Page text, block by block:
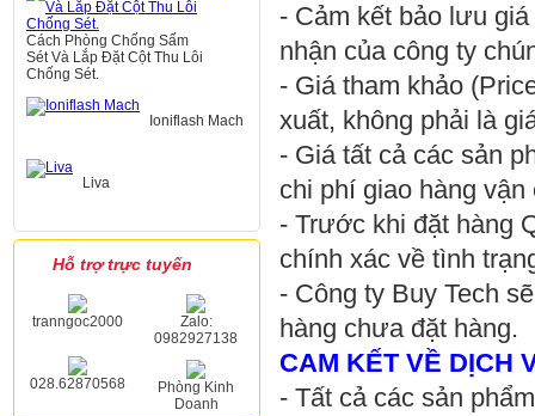
Cách Phòng Chống Sấm
Sét Và Lắp Đặt Cột Thu Lôi
Chống Sét.
Ioniflash Mach
Liva
Hỗ trợ trực tuyến
tranngoc2000
Zalo:
0982927138
028.62870568
Phòng Kinh
Doanh
- Cảm kết bảo lưu
nhận của công ty
- Giá tham khảo
xuất, không phải là
- Giá tất cả các sản
chi phí giao hàng
- Trước khi đặt hàng
chính xác về tình
- Công ty Buy Tech
hàng chưa đặt hàng.
CAM KẾT VỀ DỊCH
- Tất cả các sản